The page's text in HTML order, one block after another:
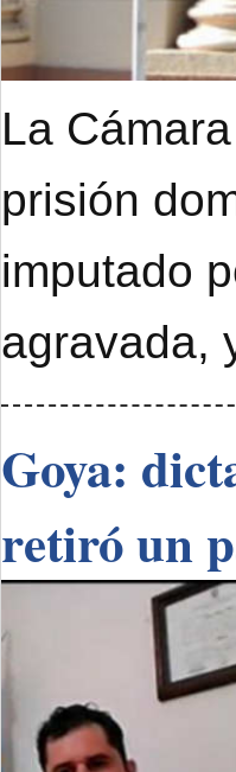
La
prisión
imputado
agravada,
Goya:
retiró un